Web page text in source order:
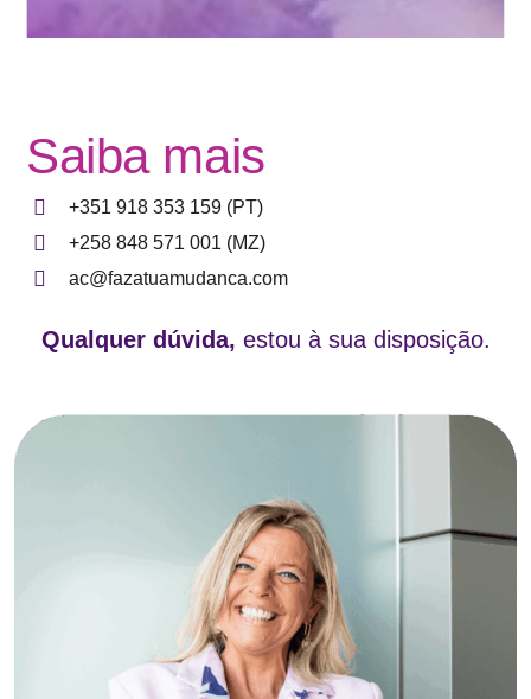
Saiba mais
+351 918 353 159 (PT)
+258 848 571 001 (MZ)
ac@fazatuamudanca.com
Qualquer dúvida, estou à sua disposição.